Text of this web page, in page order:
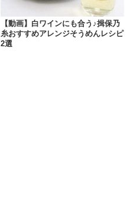
【動画】白ワインにも合う♪揖保乃
糸おすすめアレンジそうめんレシピ
2選